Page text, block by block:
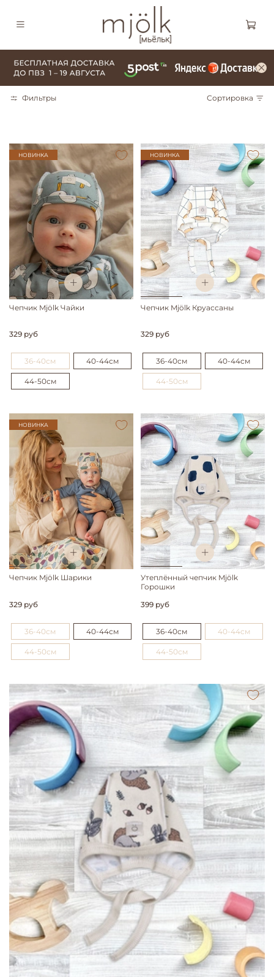
Фильтры Сортировка
НОВИНКА
Чепчик Mjölk Чайки
329 руб
36-40см 40-44см
44-50см
НОВИНКА
Чепчик Mjölk Круассаны
329 руб
36-40см 40-44см
44-50см
НОВИНКА
Чепчик Mjölk Шарики
329 руб
36-40см 40-44см
44-50см
Утеплённый чепчик Mjölk
Горошки
399 руб
36-40см 40-44см
44-50см